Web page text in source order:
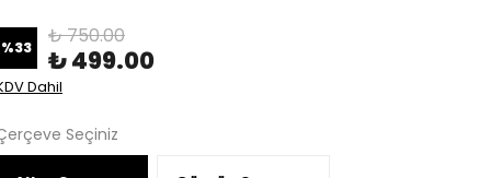
%33 ₺ 750.00
₺ 499.00
Dahil
Seçiniz